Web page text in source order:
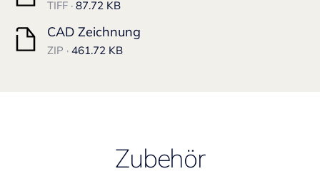
TIFF · 87.72 KB
CAD Zeichnung
ZIP · 461.72 KB
Zubehör